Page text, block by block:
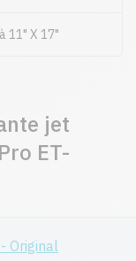
11" X 17"
jet
ET-
Original